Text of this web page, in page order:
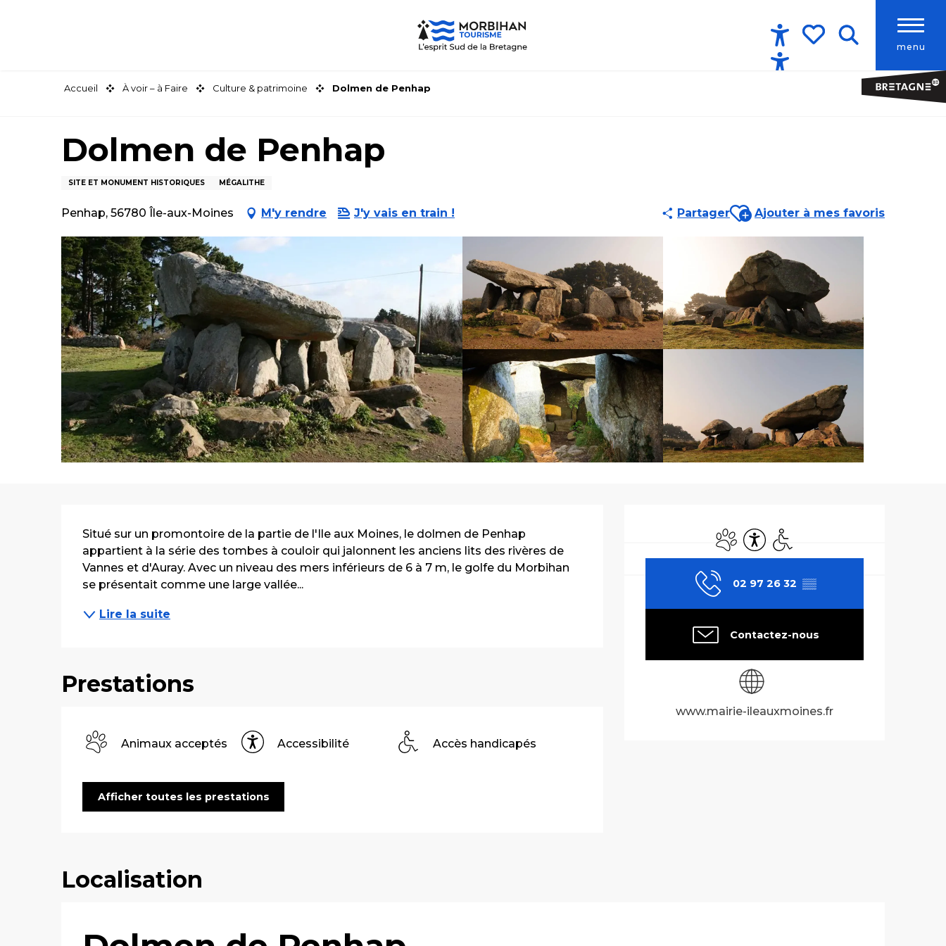
menu
Accessibilité
Accueil À voir – à Faire Culture & patrimoine Dolmen de Penhap
Dolmen de Penhap
SITE ET MONUMENT HISTORIQUES MÉGALITHE
Penhap, 56780 Île-aux-Moines M'y rendre J'y vais en train ! PartagerAjouter aux favoris
Ajouter à mes favoris
Ouverture et
Animaux acceptés
AccessibilitéAccès handicapés
02 97 26 32 ▒▒
Contactez-nous
www.mairie-ileauxmoines.fr
Description
Situé sur un promontoire de la partie de l'Ile aux Moines, le dolmen de Penhap
appartient à la série des tombes à couloir qui jalonnent les anciens lits des rivères de
Vannes et d'Auray. Avec un niveau des mers inférieurs de 6 à 7 m, le golfe du Morbihan
se présentait comme une large vallée...
Lire la suite
Prestations
Animaux acceptés Accessibilité Accès handicapés
Afficher toutes les prestations
Localisation